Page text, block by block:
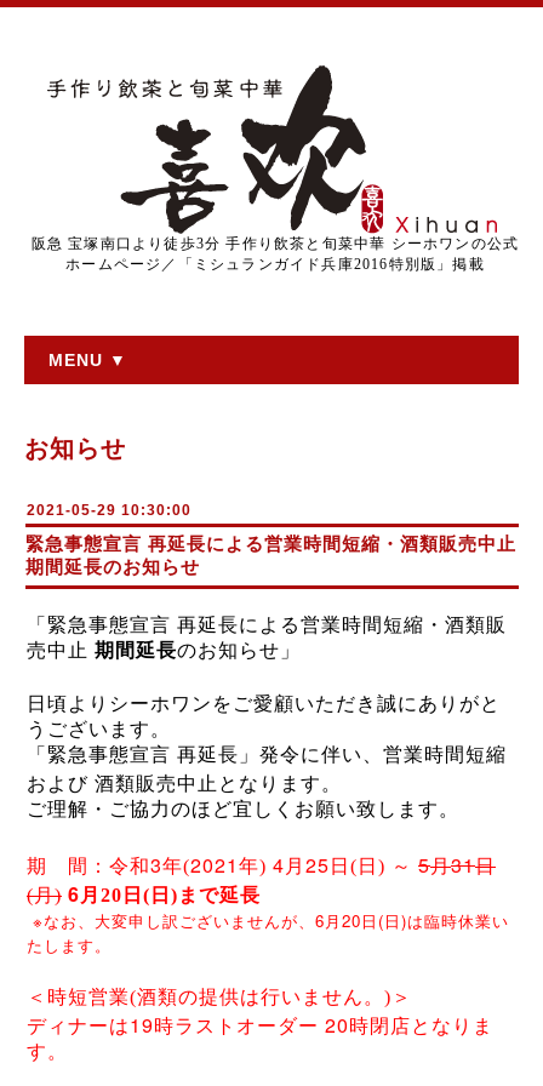
阪急 宝塚南口より徒歩3分 手作り飲茶と旬菜中華 シーホワンの公式
ホームページ／「ミシュランガイド兵庫2016特別版」掲載
MENU ▼
お知らせ
2021-05-29 10:30:00
緊急事態宣言 再延長による営業時間短縮・酒類販売中止
期間延長のお知らせ
「緊急事態宣言 再延長による営業時間短縮・酒類販
売中止 期間延長のお知らせ」
日頃よりシーホワンをご愛顧いただき誠にありがと
うございます。
「緊急事態宣言 再延長」発令に伴い、営業時間短縮
および 酒類販売中止となります。
ご理解・ご協力のほど宜しくお願い致します。
期 間：令和3年(2021 年) 4 月 25 日(日) ～ 5月31日
(月) 6 月20 日(日)まで延長
※なお、大変申し訳ございませんが、6月20日(日)は臨時休業い
たします。
＜時短営業(酒類の提供は行いません。)＞
ディナーは19時ラストオーダー 20時閉店となりま
す。